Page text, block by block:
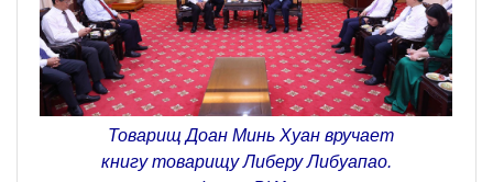
Товарищ Доан Минь Хуан вручает
книгу товарищу Либеру Либуапао.